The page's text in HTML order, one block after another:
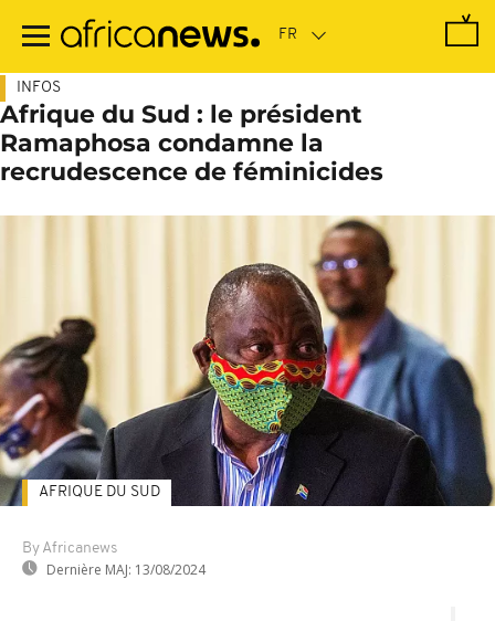
contenu
INFOS
Afrique du Sud : le président
Ramaphosa condamne la
recrudescence de féminicides
By Africanews
Dernière MAJ: 13/08/2024
AFRIQUE DU SUD